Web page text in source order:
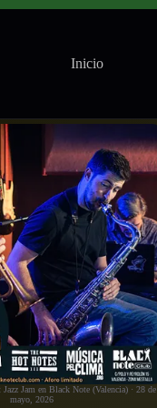
Inicio
Jam en Black Note (Valencia) · 28 de
mayo, 2026